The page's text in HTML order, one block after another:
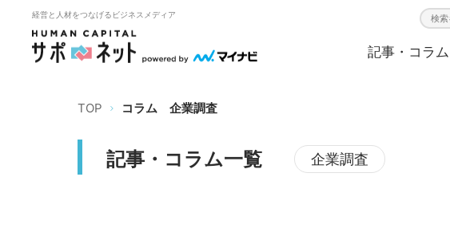
経営と人材をつなげるビジネスメディア
検索
記事・コラム
TOP コラム 企業調査
記事・コラム一覧 企業調査